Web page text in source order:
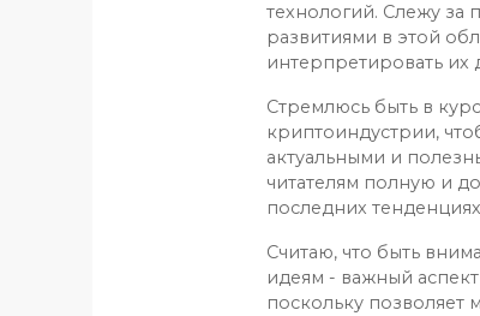
технологий. Слежу за
развитиями в этой
интерпретировать их
Стремлюсь быть в
криптоиндустрии,
актуальными и
читателям полную и
последних
Считаю, что быть
идеям - важный
поскольку позволяет